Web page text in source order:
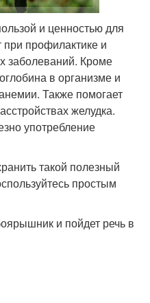
и ценностью для
профилактике и
заболеваний. Кроме
в организме и
Также помогает
желудка.
употребление
такой полезный
простым
и пойдет речь в